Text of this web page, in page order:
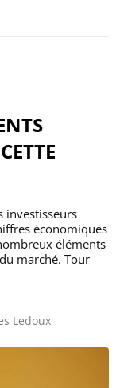
investisseurs
économiques
éléments
marché. Tour
Ledoux